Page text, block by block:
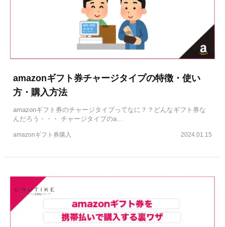
amazonギフト券チャージタイプの特徴・使い
方・購入方法
amazonギフト券のチャージタイプってなに？？どんなギフト券な
んだろう・・・ チャージタイプのa…
2024.01.15
amazonギフト券購入